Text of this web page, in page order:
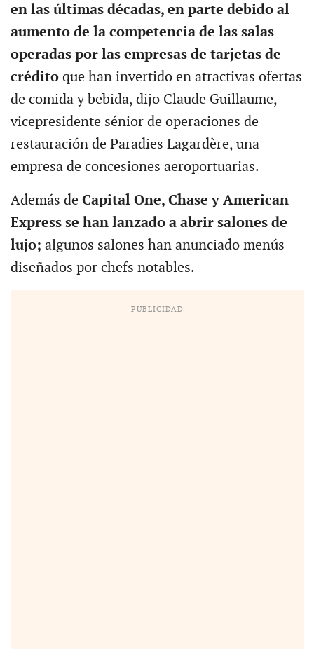
en las últimas décadas, en parte debido al
aumento de la competencia de las salas
operadas por las empresas de tarjetas de
crédito que han invertido en atractivas ofertas
de comida y bebida, dijo Claude Guillaume,
vicepresidente sénior de operaciones de
restauración de Paradies Lagardère, una
empresa de concesiones aeroportuarias.
Además de Capital One, Chase y American
Express se han lanzado a abrir salones de
lujo; algunos salones han anunciado menús
diseñados por chefs notables.
PUBLICIDAD